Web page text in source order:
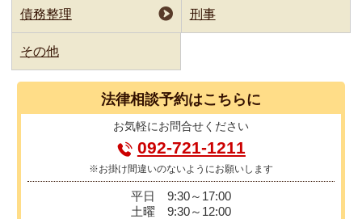
債務整理 刑事
その他
法律相談予約はこちらに
お気軽にお問合せください
092-721-1211
※お掛け間違いのないようにお願いします
平日
9:30～17:00
土曜
9:30～12:00